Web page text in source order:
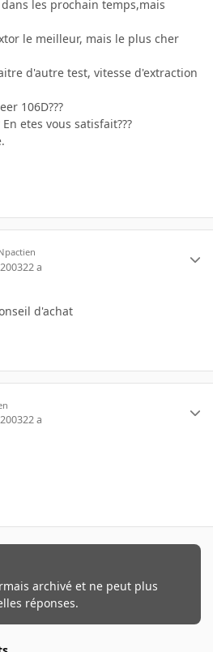
les prochain temps,mais
le meilleur, mais le plus cher
d'autre test, vitesse d'extraction
106D???
etes vous satisfait???
22 a
d'achat
22 a
archivé et ne peut plus
réponses.